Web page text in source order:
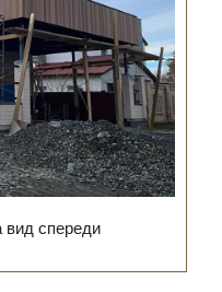
вид спереди